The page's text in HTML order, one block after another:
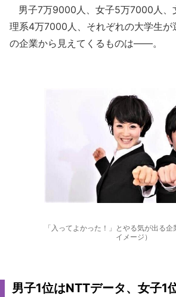
男子7万9000人、女子5万7000人、
理系4万7000人、それぞれの大学生が
の企業から見えてくるものは――。
「入ってよかった！」とやる気が出る
イメージ）
男子1位はNTTデータ、女子1